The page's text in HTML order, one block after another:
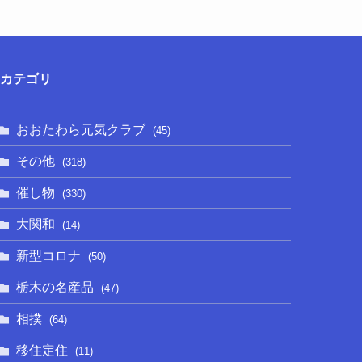
カテゴリ
おおたわら元気クラブ (45)
その他 (318)
催し物 (330)
大関和 (14)
新型コロナ (50)
栃木の名産品 (47)
相撲 (64)
移住定住 (11)